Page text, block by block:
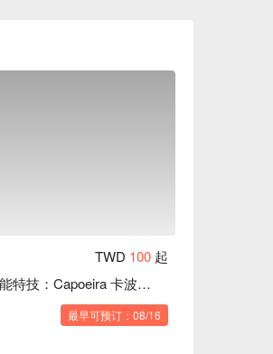
TWD 100 起
【7~10歲】兒童體能特技：Capoeira 卡波耶拉 / 巴西戰舞
最早可预订：08/16